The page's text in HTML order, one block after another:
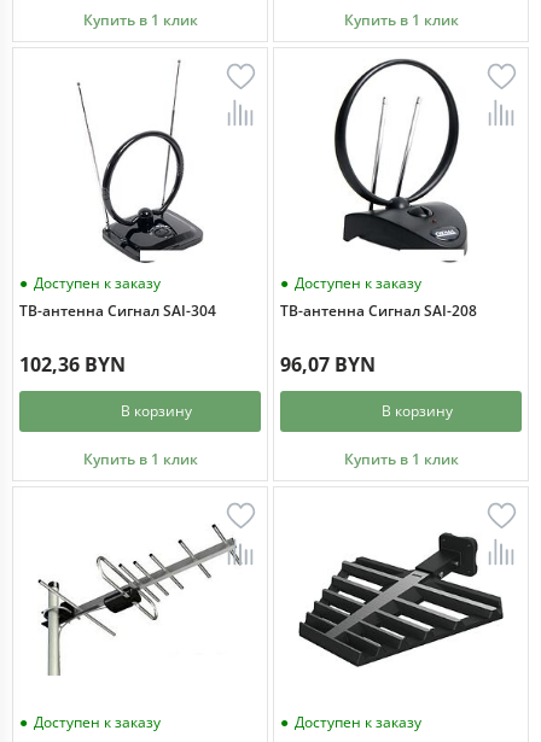
Купить в 1 клик Купить в 1 клик
Доступен к заказу
ТВ-антенна Сигнал SAI-304
102,36 BYN
В корзину
Купить в 1 клик
Доступен к заказу
ТВ-антенна Сигнал SAI-208
96,07 BYN
В корзину
Купить в 1 клик
Доступен к заказу
Доступен к заказу